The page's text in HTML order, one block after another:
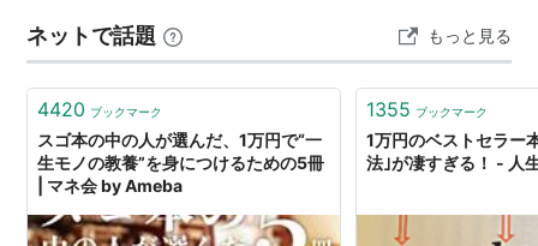
て、大変だと思います。 ほんと余計な仕事増やしてくれ
るよなぁ 現金で高額所得者以外に一律４万払ってくれ
た…
ネットで話題 もっと見る
4420 ブックマーク
スゴ本の中の人が選んだ、1万円で“一
生モノの教養”を身につけるための5冊
| マネ会 by Ameba
1355 ブックマーク
1万円のベストセラー
法｣が凄すぎる！ - 人